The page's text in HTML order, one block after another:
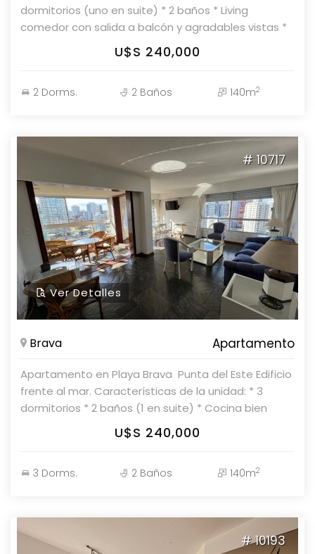
dormitorios (uno en suite) * 2 baños * Living
comedor con salida a balcón y agradables vistas *
Cocina integrada con desayunador * Aire
acondicionado y excelente equipamiento Consulte
Propiedades.
U$S 240,000
2 Dorms. 2 Baños 140m2
# 10717
Ver Detalles
Brava Apartamento
Apartamento en Playa Brava  Punta del Este Edificio
frente al mar. Características de la unidad: * 3
dormitorios * 2 baños (1 en suite) * Cocina bien
equipada * Living y comedor amplios y luminosos
Equipamiento: * Anafe * Heladera con freezer * Aire
cocina y dormitorios * Bidet Servicios del edificio: *
con nuestros asesores para más información.
U$S 240,000
3 Dorms. 2 Baños 140m2
# 10193